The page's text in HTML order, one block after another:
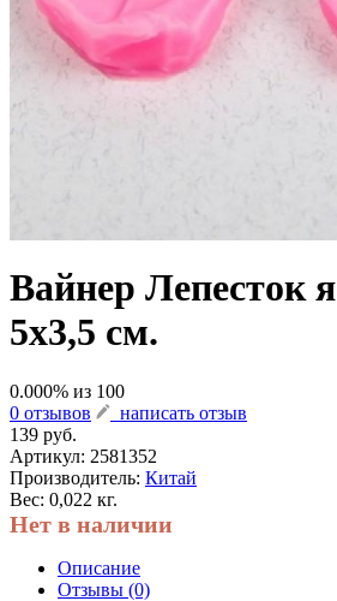
Вайнер Лепесток
5х3,5 см.
0.000% из 100
0 отзывов
написать отзыв
139 руб.
Артикул: 2581352
Производитель: Китай
Вес: 0,022 кг.
Нет в наличии
Описание
Отзывы (0)